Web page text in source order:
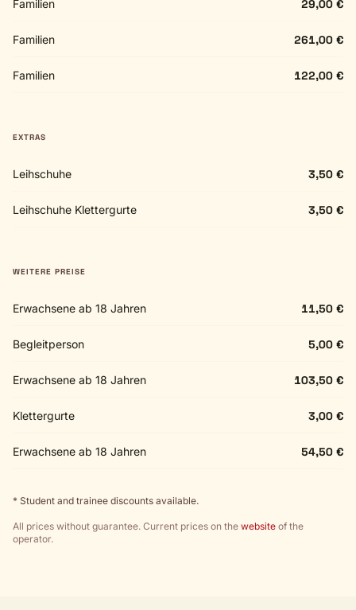
Familien 29,00 €
Familien 261,00 €
Familien 122,00 €
EXTRAS
Leihschuhe 3,50 €
Leihschuhe Klettergurte 3,50 €
WEITERE PREISE
Erwachsene ab 18 Jahren 11,50 €
Begleitperson 5,00 €
Erwachsene ab 18 Jahren 103,50 €
Klettergurte 3,00 €
Erwachsene ab 18 Jahren 54,50 €
* Student and trainee discounts available.
All prices without guarantee. Current prices on the website of the
operator.